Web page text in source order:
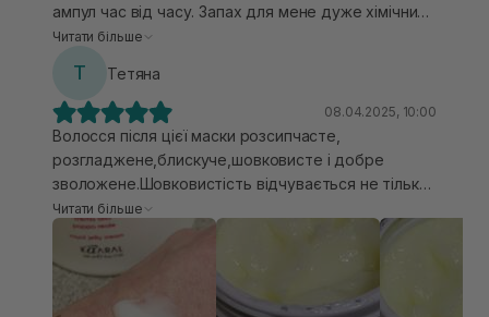
ампул час від часу. Запах для мене дуже хімічний і
тяжкуватий, але на моєму волоссі не тримається,
пробачити.
Читати більше
Т Тетяна
08.04.2025, 10:00
Волосся після цієї маски розсипчасте,
розгладжене,блискуче,шовковисте і добре
зволожене.Шовковистість відчувається не тільки
після сушки волосся,а ще й при нанесенні і
розподіленні маски на волоссі. Шовковистість і
гладкість відчувається і на мокрому
волоссі.Маска добре згладжує посічені волосинки
по довжині.Сама маска легкої кремової
Читати більше